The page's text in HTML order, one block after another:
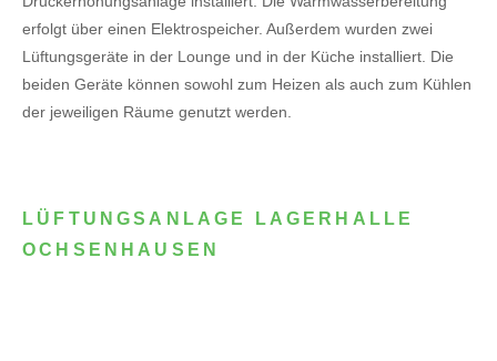
erfolgt über einen Elektrospeicher. Außerdem wurden zwei
Lüftungsgeräte in der Lounge und in der Küche installiert. Die
beiden Geräte können sowohl zum Heizen als auch zum Kühlen
der jeweiligen Räume genutzt werden.
LÜFTUNGSANLAGE LAGERHALLE
OCHSENHAUSEN